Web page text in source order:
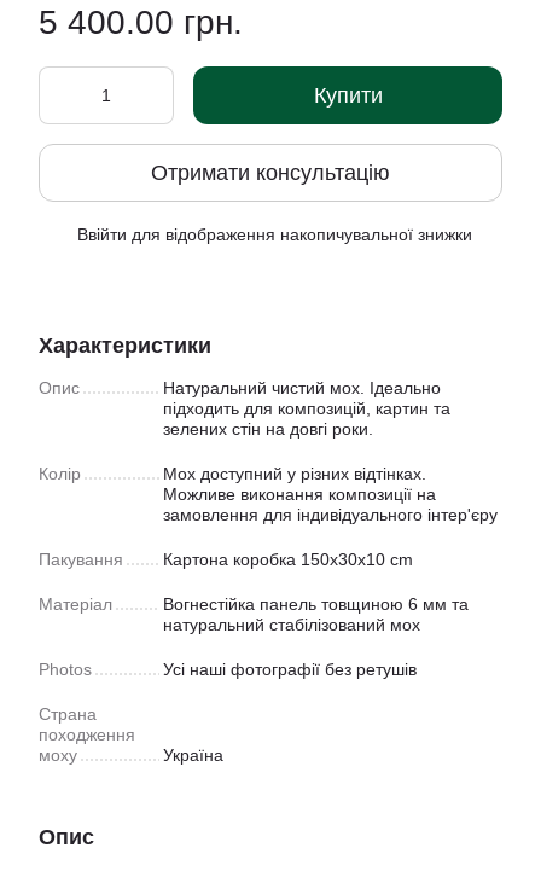
5 400.00 грн.
Купити
Отримати консультацію
Ввійти для відображення накопичувальної знижки
Характеристики
Опис
Натуральний чистий мох. Ідеально
підходить для композицій, картин та
зелених стін на довгі роки.
Колір
Мох доступний у рiзних відтінках.
Можливе виконання композиції на
замовлення для індивідуального інтер'єру
Пакування Картона коробка 150x30x10 cm
Матеріал
Вогнестійка панель товщиною 6 мм та
натуральний стабілізований мох
Photos Усі наші фотографії без ретушів
Страна
походження
моху
Україна
Опис